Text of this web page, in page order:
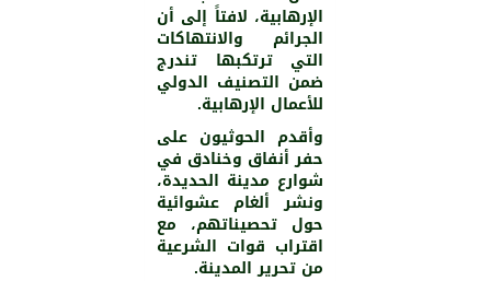
الإرهابية، لافتاً إلى أن
الجرائم والانتهاكات
التي ترتكبها تندرج
ضمن التصنيف الدولي
للأعمال الإرهابية.
وأقدم الحوثيون على
حفر أنفاق وخنادق في
شوارع مدينة الحديدة،
ونشر ألغام عشوائية
حول تحصيناتهم، مع
اقتراب قوات الشرعية
من تحرير المدينة.